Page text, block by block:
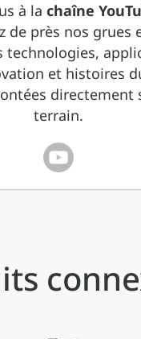
à la chaîne
de près nos grues
technologies,
et histoires
directement
terrain.